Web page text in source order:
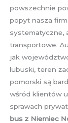
powszechnie
popyt nasza
systematyczne,
transportowe.
jak
lubuski, teren
pomorski są
wśród klientów
sprawach
bus z Niemiec